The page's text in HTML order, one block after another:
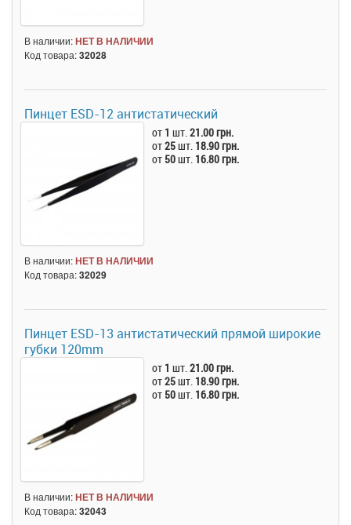
В наличии:НЕТ В НАЛИЧИИ
Код товара:32028
Пинцет ESD-12 антистатический
от 1 шт.21.00 грн.
от25шт. 18.90 грн.
от 50шт. 16.80 грн.
В наличии:НЕТ В НАЛИЧИИ
Код товара:32029
Пинцет ESD-13 антистатический прямой широкие
губки 120mm
от 1 шт.21.00 грн.
от25шт. 18.90 грн.
от 50шт. 16.80 грн.
В наличии:НЕТ В НАЛИЧИИ
Код товара:32043